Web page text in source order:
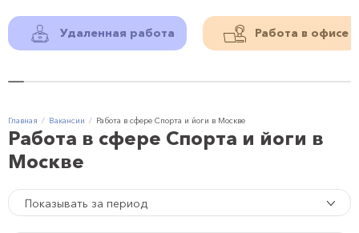
Удаленная работа Работа в офисе
Главная Вакансии Работа в сфере Спорта и йоги в Москве
Работа в сфере Спорта и йоги в
Москве
Показывать за период